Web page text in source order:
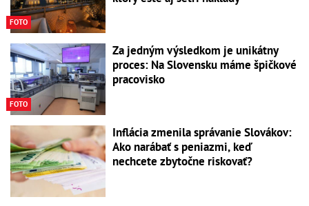
FOTO
FOTO
Za jedným výsledkom je unikátny
proces: Na Slovensku máme špičkové
pracovisko
Inflácia zmenila správanie Slovákov:
Ako narábať s peniazmi, keď
nechcete zbytočne riskovať?